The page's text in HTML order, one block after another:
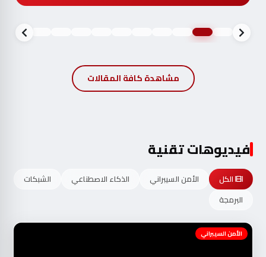
مشاهدة كافة المقالات
فيديوهات تقنية
الكل الأمن السيبراني الذكاء الاصطناعي
الشبكات
البرمجة
الأمن السيبراني